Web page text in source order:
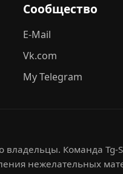
Сообщество
E-Mail
Vk.com
My Telegram
Команда Tg-
нежелательных